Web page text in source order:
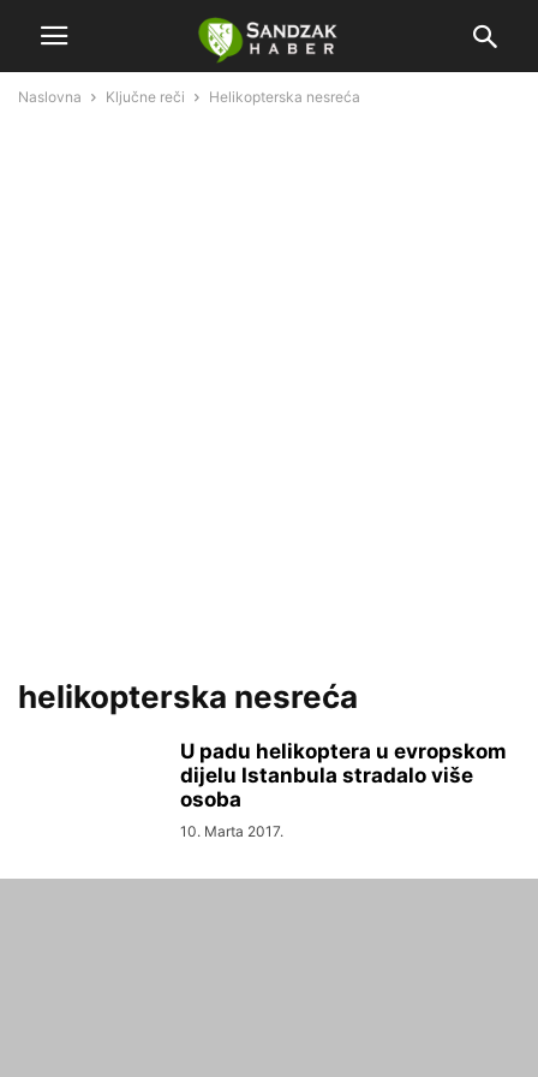
Naslovna Ključne reči Helikopterska nesreća
helikopterska nesreća
U padu helikoptera u evropskom
dijelu Istanbula stradalo više
osoba
10. Marta 2017.